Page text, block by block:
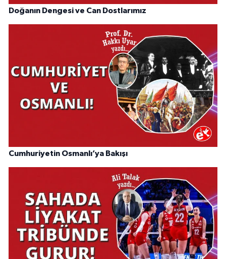
Doğanın Dengesi ve Can Dostlarımız
Cumhuriyetin Osmanlı’ya Bakışı